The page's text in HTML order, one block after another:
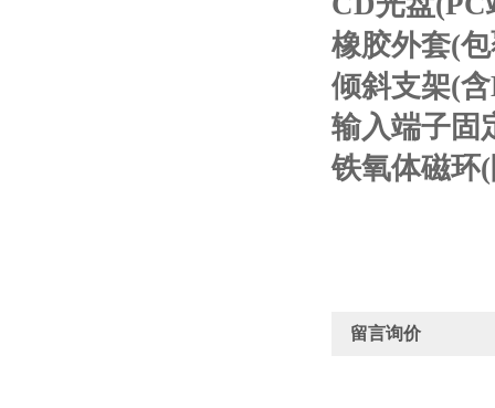
橡胶外套(
倾斜支架(
输入端子固
铁氧体磁环
留言询价